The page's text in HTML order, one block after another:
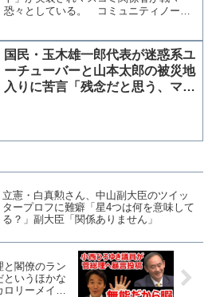
恐々としている。 コミュニティノート
よるミスリードや記事タイトルと内容の
齟齬についても追記されてい...
国民・玉木雄一郎代表が迷惑系ユ
ーチューバーと山本太郎の被災地
入りに苦言「残念だと思う、マイ
立憲・白真勲さん、中山副大臣のツイッ
タープロフに難癖「星4つは何を意味して
る？」副大臣「関係ありません」
と閣僚のラン
というほかな
リーメイト